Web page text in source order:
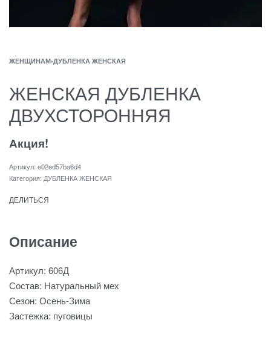
ЖЕНЩИНАМ›ДУБЛЕНКА ЖЕНСКАЯ
ЖЕНСКАЯ ДУБЛЕНКА
ДВУХСТОРОННЯЯ
Акция!
e02ed57ba6d4
Категория: ДУБЛЕНКА ЖЕНСКАЯ
ДЕЛИТЬСЯ
Описание
Артикул: 606Д
Состав: Натуральный мех
Сезон: Осень-Зима
Застежка: пуговицы